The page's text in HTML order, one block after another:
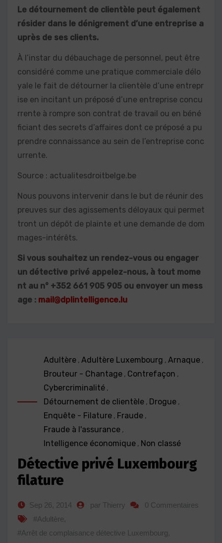
Le détournement de clientèle peut également
résider dans le dénigrement d’une entreprise a
uprès de ses clients.
À l’instar du débauchage de personnel, peut être
considéré comme une pratique commerciale délo
yale le fait de détourner la clientèle d’une entrepr
ise en incitant un préposé d’une entreprise concu
rrente à rompre son contrat de travail ou en béné
ficiant des secrets d’affaires dont ce préposé a pu
prendre connaissance au sein de l’entreprise conc
urrente.
Source : actualitesdroitbelge.be
Nous pouvons intervenir dans le but de réunir des
preuves sur des agissements déloyaux qui permet
tront un dépôt de plainte et une demande de dom
mages-intérêts.
Si vous souhaitez un rendez-vous ou engager
un détective privé appelez-nous, à tout mome
nt au n° +352 661 905 905 ou envoyer un mess
age : mail@dplintelligence.lu
Adultère , Adultère Luxembourg , Arnaque ,
Brouteur - Chantage , Contrefaçon ,
Cybercriminalité ,
Détournement de clientèle , Drogue ,
Enquête - Filature , Fraude ,
Fraude à l'assurance ,
Intelligence économique , Non classé
Détective privé Luxembourg
filature
Sep 26, 2014 par Thierry
0 Commentaires
#Adultère,
#Arrêt de complaisance détective Luxembourg,